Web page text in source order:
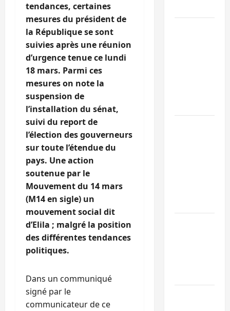
tendances, certaines
mesures du président de
la République se sont
suivies après une réunion
d’urgence tenue ce lundi
18 mars. Parmi ces
mesures on note la
suspension de
l’installation du sénat,
suivi du report de
l’élection des gouverneurs
sur toute l’étendue du
pays. Une action
soutenue par le
Mouvement du 14 mars
(M14 en sigle) un
mouvement social dit
d’Elila ; malgré la position
des différentes tendances
politiques.
Dans un communiqué
signé par le
communicateur de ce